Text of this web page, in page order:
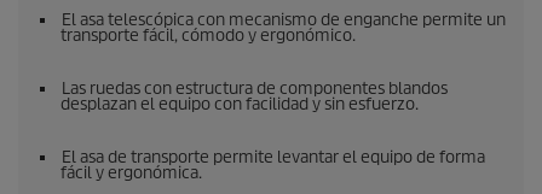
El asa telescópica con mecanismo de enganche permite un
transporte fácil, cómodo y ergonómico.
Las ruedas con estructura de componentes blandos
desplazan el equipo con facilidad y sin esfuerzo.
El asa de transporte permite levantar el equipo de forma
fácil y ergonómica.